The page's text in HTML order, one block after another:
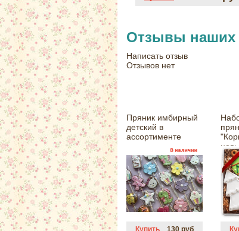
Отзывы наших
Написать отзыв
Отзывов нет
Пряник имбирный
детский в
ассортименте
Купить 130 руб